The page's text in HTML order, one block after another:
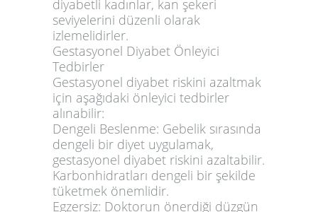
diyabetli kadınlar, kan şekeri
seviyelerini düzenli olarak
izlemelidirler.
Gestasyonel Diyabet Önleyici
Tedbirler
Gestasyonel diyabet riskini azaltmak
için aşağıdaki önleyici tedbirler
alınabilir:
Dengeli Beslenme: Gebelik sırasında
dengeli bir diyet uygulamak,
gestasyonel diyabet riskini azaltabilir.
Karbonhidratları dengeli bir şekilde
tüketmek önemlidir.
Egzersiz: Doktorun önerdiği düzgün